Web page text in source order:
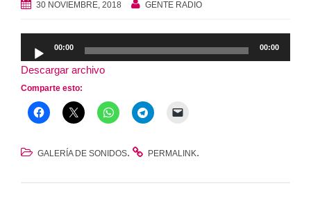
30 NOVIEMBRE, 2018 GENTE RADIO
de
audio
00:00 00:00
Descargar archivo
Comparte esto:
GALERÍA DE SONIDOS. PERMALINK.